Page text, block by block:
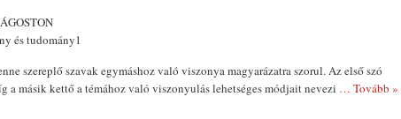
és tudomány1
szereplő szavak egymáshoz való viszonya ma­gyarázatra szorul. Az első szó
másik kettő a témához való viszonyu­lás lehetséges módjait nevezi … Tovább »